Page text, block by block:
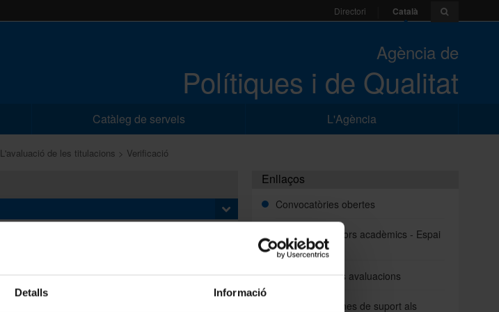
Detalls Informació
Directori Català
Agència de
Polítiques i de Qualitat
Catàleg de serveis L'Agència
L'avaluació de les titulacions Verificació
Enllaços
Convocatòries obertes
Dades i indicadors acadèmics - Espai
VSMA
Resultats de les avaluacions
Documents i eines de suport als